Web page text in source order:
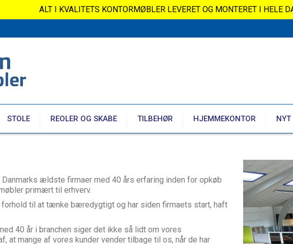
ALT I KVALITETS KONTORMØBLER LEVERET OG MONTERET I HELE
STOLE REOLER OG SKABE TILBEHØR HJEMMEKONTOR NYT
ældste firmaer med 40 års erfaring inden for opkøb
primært til erhverv.
forhold til at tænke bæredygtigt og har siden firmaets start, haft
40 år i branchen siger det ikke så lidt om vores
at mange af vores kunder vender tilbage til os, når de har